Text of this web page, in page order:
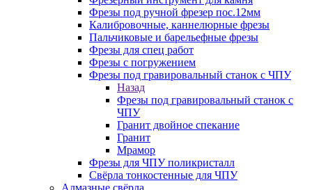
Фрезы под ручной фрезер пос.12мм
Калибровочные, каннелюрные фрезы
Пальчиковые и барельефные фрезы
Фрезы для спец работ
Фрезы с погружением
Фрезы под гравировальный станок с ЧПУ
Назад
Фрезы под гравировальный станок с
ЧПУ
Гранит двойное спекание
Гранит
Мрамор
Фрезы для ЧПУ поликристалл
Свёрла тонкостенные для ЧПУ
Алмазные свёрла